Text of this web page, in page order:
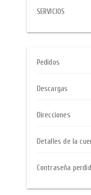
SERVICIOS
Pedidos
Descargas
Direcciones
Detalles de la
Contraseña